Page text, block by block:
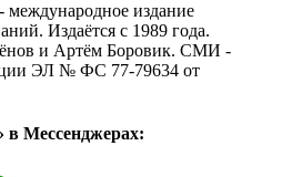
издание
Издаётся с 1989 года.
и Артём Боровик. CМИ -
ЭЛ № ФС 77-79634 от
в Мессенджерах: